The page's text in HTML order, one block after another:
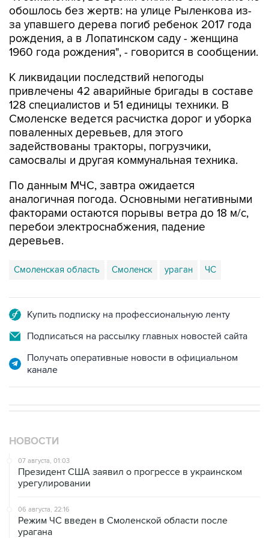
рождения, а в Лопатинском саду - женщина
1960 года рождения", - говорится в сообщении.
К ликвидации последствий непогоды
128 специалистов и 51 единицы техники. В
Смоленске ведется расчистка дорог и уборка
поваленных деревьев, для этого
задействованы тракторы, погрузчики,
самосвалы и другая коммунальная техника.
По данным МЧС, завтра ожидается
факторами остаются порывы ветра до 18 м/с,
перебои электроснабжения, падение
деревьев.
Смоленская область
Подписаться на рассылку главных новостей сайта
Получать оперативные новости в официальном
канале
07 августа, 01:03
Президент США заявил о прогрессе в украинском
урегулировании
06 августа, 22:16
урагана
06 августа, 21:51